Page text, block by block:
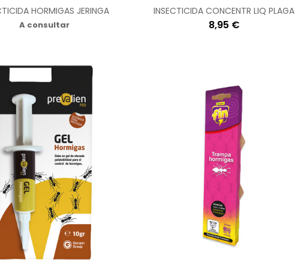
HORMIGAS JERINGA
A consultar
INSECTICIDA CONCENTR LIQ PLAGA
8,95 €